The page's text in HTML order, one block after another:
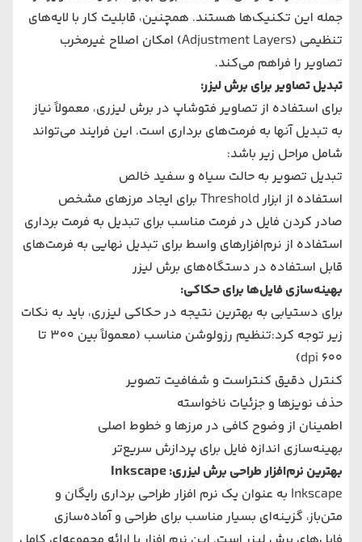
جمله این تکنیک‌ها هستند. همچنین، قابلیت کار با لایه‌های
تنظیمی (Adjustment Layers) امکان اصلاح غیرمخرب
تصاویر را فراهم می‌کند.
تبدیل تصاویر برای برش لیزر:
برای استفاده از تصاویر فتوشاپ در برش لیزری، معمولاً نیاز
به تبدیل آنها به فرمت‌های برداری است. این فرایند می‌تواند
شامل مراحل زیر باشد:
تبدیل تصویر به حالت سیاه و سفید خالص
استفاده از ابزار Threshold برای ایجاد مرزهای مشخص
صادر کردن فایل در فرمت مناسب برای تبدیل به فرمت برداری
استفاده از نرم‌افزارهای واسط برای تبدیل نهایی به فرمت‌های
قابل استفاده در دستگاه‌های برش لیزر
بهینه‌سازی فایل‌ها برای حکاکی:
برای دستیابی به بهترین نتیجه در حکاکی لیزری، باید به نکات
زیر توجه کرد:تنظیم رزولوشن مناسب (معمولاً بین 300 تا
600 dpi)
کنترل دقیق کنتراست و شفافیت تصویر
حذف نویزها و جزئیات ناخواسته
اطمینان از وضوح کافی در مرزها و خطوط اصلی
بهینه‌سازی اندازه فایل برای پردازش سریع‌تر
بهترین نرم‌افزار طراحی برش لیزری: Inkscape
Inkscape به عنوان یک نرم افزار طراحی برداری رایگان و
متن‌باز، گزینه‌ای بسیار مناسب برای طراحی و آماده‌سازی